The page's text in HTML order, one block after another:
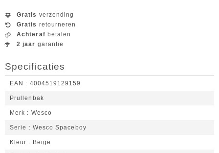
Gratis verzending
Gratis retourneren
Achteraf betalen
2 jaar garantie
Specificaties
EAN 4004519129159
Prullenbak
Merk Wesco
Serie Wesco Spaceboy
Kleur Beige